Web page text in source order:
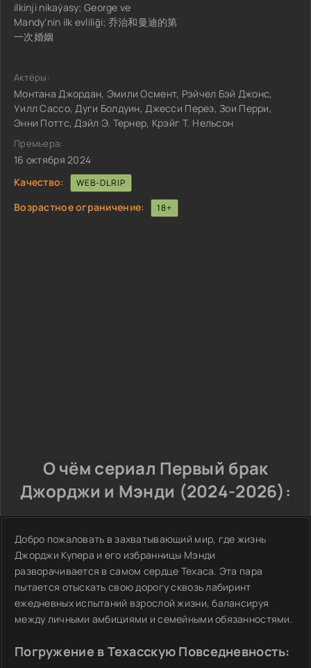
ilkinji nikaýasy; George ve
Mandy'nin ilk evliliği; 乔治和曼迪的第
一次婚姻
Актёры:
Монтана Джордан, Эмили Осмент, Рэйчел Бэй Джонс,
Уилл Сассо, Дуги Болдуин, Джесси Перез, Зои Перри,
Энни Поттс, Дэйл Э. Тернер, Крэйг Т. Нельсон
Премьера:
16 октября 2024
Качество:
WEB-DLRIP
Возрастное ограничение: 18+
О чём сериал Первый брак
Джорджи и Мэнди (2024-2026):
Добро пожаловать в захватывающий мир, где жизнь
Джорджи Купера и его избранницы Мэнди
разворачивается в самом сердце Техаса. Эта пара
пытается отыскать свою дорогу сквозь лабиринт
ежедневных испытаний взрослой жизни, балансируя
между личными амбициями и семейными обязанностями.
Погружение в Техасскую Повседневность: